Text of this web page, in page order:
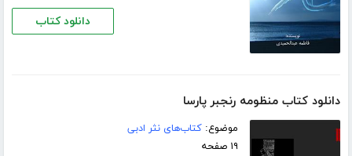
دانلود کتاب
دانلود کتاب منظومه رنجبر پارسا
موضوع:کتاب‌های نثر ادبی
۱۹ صفحه